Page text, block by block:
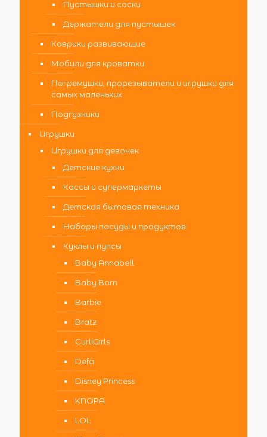
Пустышки и соски
Держатели для пустышек
Коврики развивающие
Мобили для кроватки
Погремушки, прорезыватели и игрушки для
самых маленьких
Подгузники
Игрушки
Игрушки для девочек
Детские кухни
Кассы и супермаркеты
Детская бытовая техника
Наборы посуды и продуктов
Куклы и пупсы
Baby Annabell
Baby Born
Barbie
Bratz
CurliGirls
Defa
Disney Princess
KNOPA
LOL